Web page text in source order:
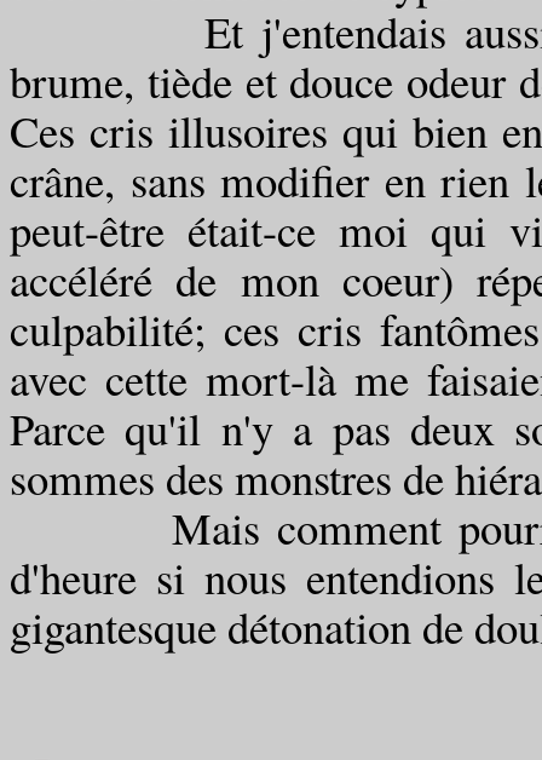
Et j'entendais aussi,
brume, tiède et douce odeur
Ces cris illusoires qui bien
crâne, sans modifier en rien
peut-être était-ce moi qui
accéléré de mon coeur)
culpabilité; ces cris
avec cette mort-là me
Parce qu'il n'y a pas deux
sommes des monstres de
Mais comment
d'heure si nous entendions
gigantesque détonation de